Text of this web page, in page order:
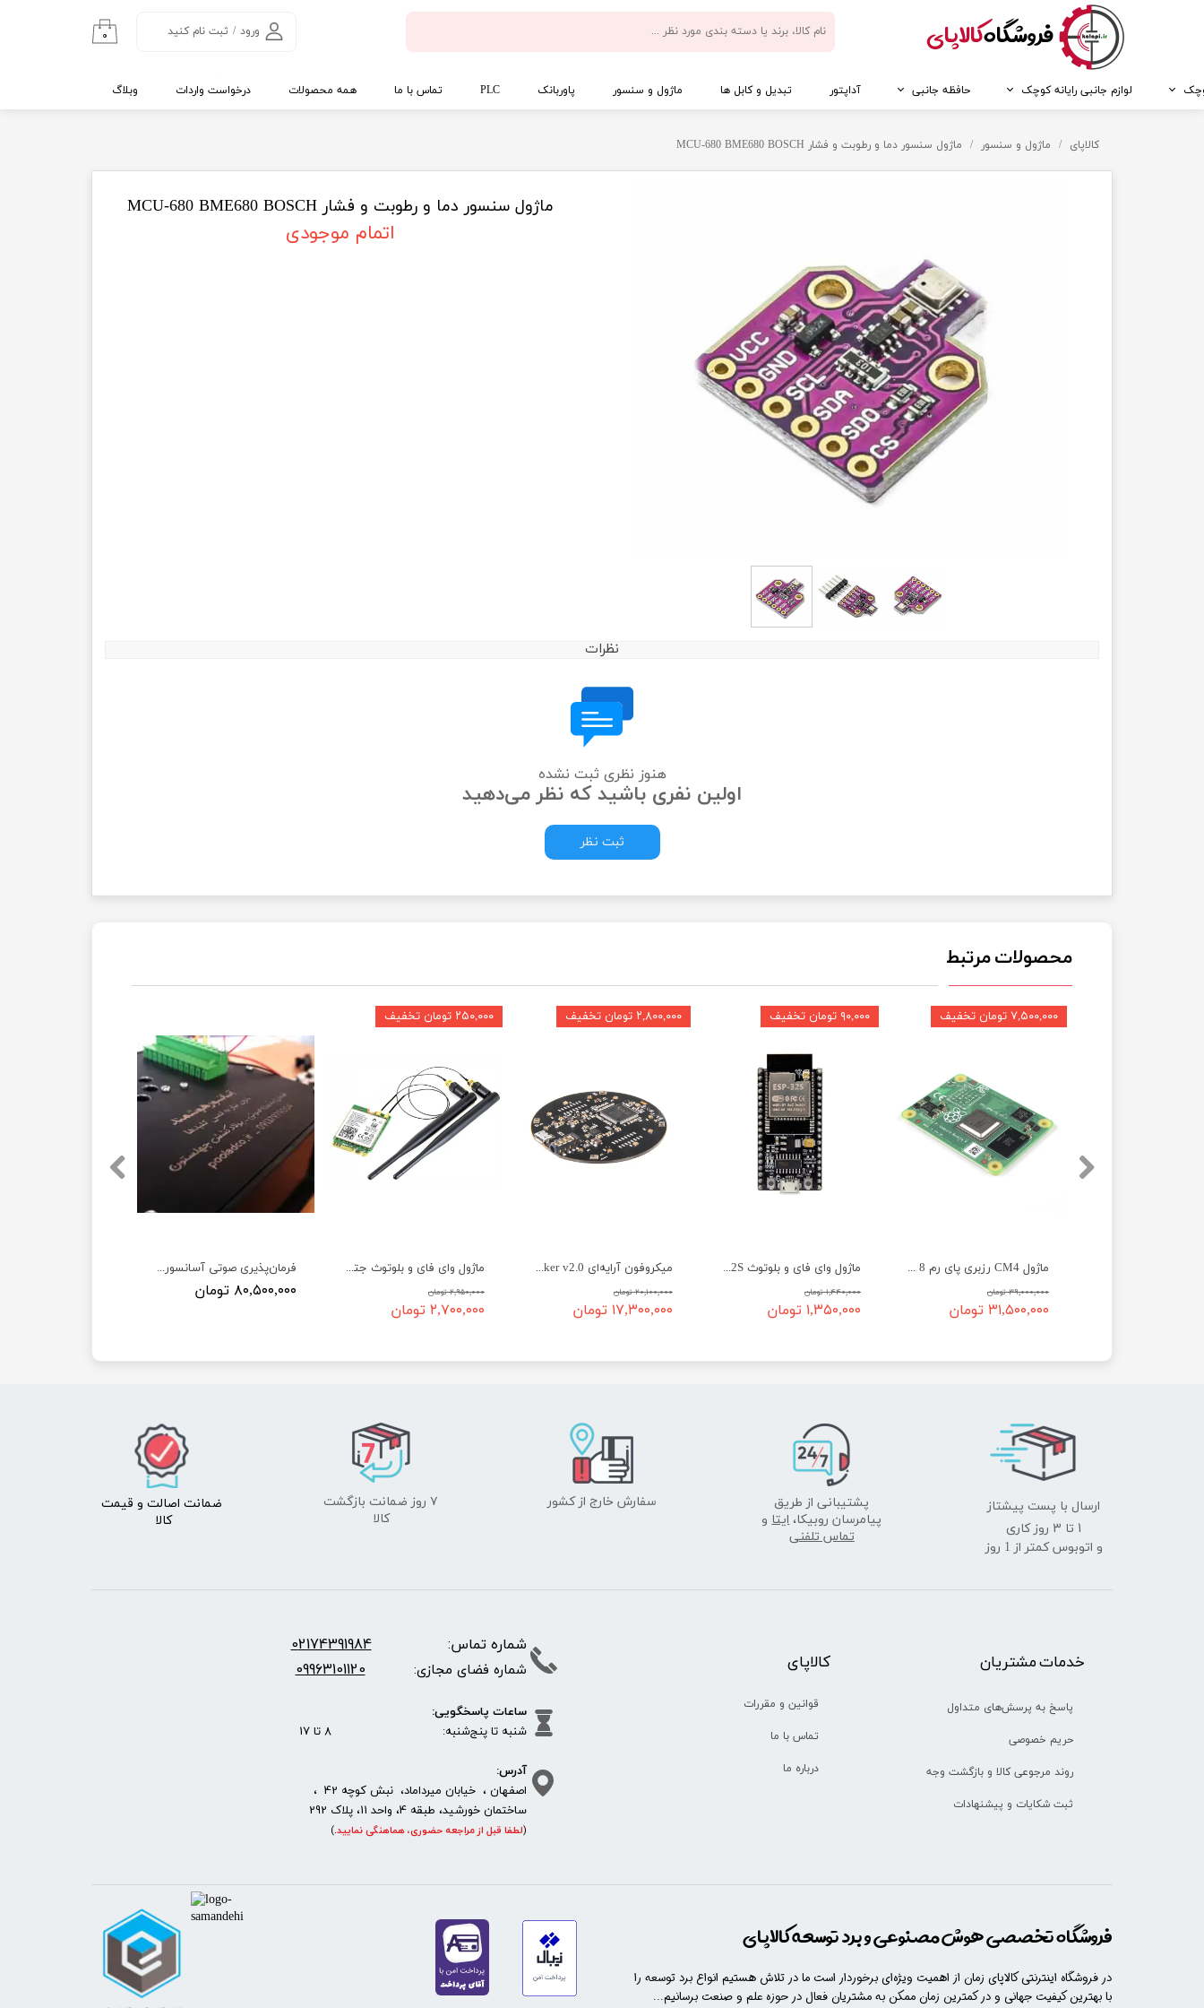
​فروشگاهکالاپای ورود / ثبت نام کنید
تغییر گذر واژه
کاربری
۰
لوازم جانبی رایانه کوچک حافظه جانبی آداپتور تبدیل و کابل ها ماژول و سنسور پاوربانک PLC تماس با ما همه محصولات درخواست واردات وبلاگ
کالاپای ماژول و سنسور ماژول سنسور دما و رطوبت و فشار MCU-680 BME680 BOSCH
ماژول سنسور دما و رطوبت و فشار MCU-680 BME680 BOSCH
اتمام موجودی
نظرات
هنوز نظری ثبت نشده
اولین نفری باشید که نظر می‌دهید
ثبت نظر
محصولات مرتبط
فرمان‌پذیری صوتی آسانسور بدون نیاز به لمس کلیدها جهت پیشگیری از بیماری‌ها و کمک به افراد توانخواه
۸۰,۵۰۰,۰۰۰ تومان
ماژول وای فای و بلوتوث جتسون نانو به همراه آنتن Wireless AC8265 WiFi and Bluetooth
۲,۹۵۰,۰۰۰ تومان
۲,۷۰۰,۰۰۰ تومان
۲۵۰,۰۰۰ تومان تخفیف
میکروفون آرایه‌ای ReSpeaker v2.0
۲۰,۱۰۰,۰۰۰ تومان
۱۷,۳۰۰,۰۰۰ تومان
۲,۸۰۰,۰۰۰ تومان تخفیف
ماژول وای فای و بلوتوث ESP32S (38 پین)
۱,۴۴۰,۰۰۰ تومان
۱,۳۵۰,۰۰۰ تومان
۹۰,۰۰۰ تومان تخفیف
ماژول CM4 رزبری پای رم 8 مدل Raspberry Pi Compute Module CM4108032
۳۹,۰۰۰,۰۰۰ تومان
۳۱,۵۰۰,۰۰۰ تومان
۷,۵۰۰,۰۰۰ تومان تخفیف
ارسال با پست پیشتاز
​​​​​​​1 تا 3 روز کاری
و اتوبوس کمتر از 1 روز
پشتیبانی از طریق
پیامرسان روبیکا،ایتاو
تماس تلفنی
سفارش خارج از کشور
۷ روز ضمانت بازگشت
​​​​​​​کالا
ضمانت اصالت و قیمت​​​​​​​
کالا ​​​​​​​
خدمات مشتریان
پاسخ به پرسش‌های متداول
حریم خصوصی
روند مرجوعی کالا و بازگشت وجه
ثبت شکایات و پیشنهادات
​​کالاپای
قوانین و مقررات
تماس با ما
درباره ما
فروشگاه تخصصی هوش مصنوعی و برد توسعه کالاپای
در فروشگاه اینترنتی کالاپای زمان از اهمیت ویژه‌ای برخوردار است ما در تلاش هستیم انواع برد توسعه را
با​​​ بهترین کیفیت جهانی و در کمترین زمان ممکن به مشتریان فعال در حوزه علم و صنعت برسانیم...
شماره تماس: 02174391984
شماره فضای مجازی: 09963101120
ساعات پاسخگویی:
شنبه تا پنج‌شنبه: 8 تا 17
آدرس:
اصفهان ، خیابان میرداماد، نبش کوچه 42 ،
ساختمان خورشید، طبقه 4، واحد 11، پلاک 292
(لطفا قبل از مراجعه حضوری، هماهنگی نمایید.
)